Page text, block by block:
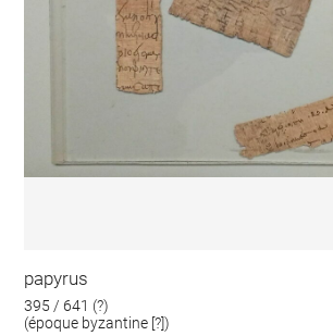
papyrus
395 / 641 (?)
(époque byzantine [?])